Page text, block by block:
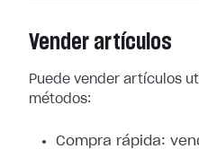
Vender artículos
Puede vender artículos
métodos:
Compra rápida: